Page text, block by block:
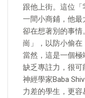
跟他上街。這位
一間小商鋪，他
卻在想著別的事
崗」，以防小偷在
當然，這是一個極
缺乏專註力，很可
神經學家Baba
力差的學生，更